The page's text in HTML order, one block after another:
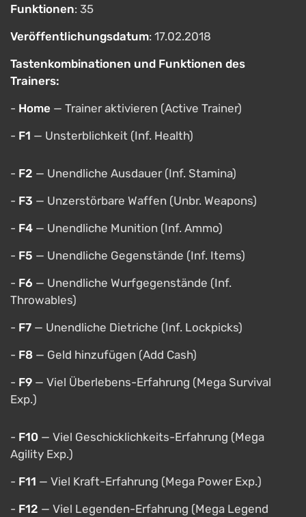
Funktionen: 35
Veröffentlichungsdatum: 17.02.2018
Tastenkombinationen und Funktionen des
Trainers:
- Home — Trainer aktivieren (Active Trainer)
- F1 — Unsterblichkeit (Inf. Health)
- F2 — Unendliche Ausdauer (Inf. Stamina)
- F3 — Unzerstörbare Waffen (Unbr. Weapons)
- F4 — Unendliche Munition (Inf. Ammo)
- F5 — Unendliche Gegenstände (Inf. Items)
- F6 — Unendliche Wurfgegenstände (Inf.
Throwables)
- F7 — Unendliche Dietriche (Inf. Lockpicks)
- F8 — Geld hinzufügen (Add Cash)
- F9 — Viel Überlebens-Erfahrung (Mega Survival
Exp.)
- F10 — Viel Geschicklichkeits-Erfahrung (Mega
Agility Exp.)
- F11 — Viel Kraft-Erfahrung (Mega Power Exp.)
- F12 — Viel Legenden-Erfahrung (Mega Legend